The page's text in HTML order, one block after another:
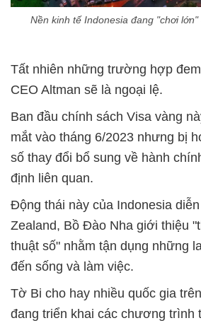
Nền kinh tế Indonesia đang "chơi
Tất nhiên những trường hợp
CEO Altman sẽ là ngoại lệ.
Ban đầu chính sách Visa vàng
mắt vào tháng 6/2023 nhưng bị
số thay đổi bổ sung về hành
định liên quan.
Động thái này của Indonesia
Zealand, Bồ Đào Nha giới thiệu
thuật số" nhằm tận dụng những
đến sống và làm việc.
Tờ Bi cho hay nhiều quốc gia
đang triển khai các chương trình